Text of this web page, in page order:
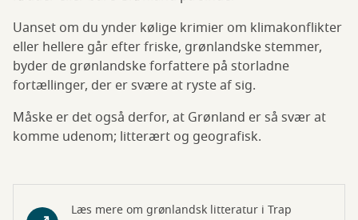
Uanset om du ynder kølige krimier om klimakonflikter
eller hellere går efter friske, grønlandske stemmer,
byder de grønlandske forfattere på storladne
fortællinger, der er svære at ryste af sig.
Måske er det også derfor, at Grønland er så svær at
komme udenom; litterært og geografisk.
Læs mere om grønlandsk litteratur i Trap